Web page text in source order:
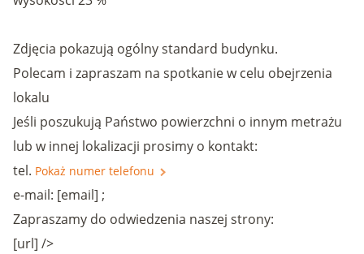
Zdjęcia pokazują ogólny standard budynku.
Polecam i zapraszam na spotkanie w celu obejrzenia
lokalu
Jeśli poszukują Państwo powierzchni o innym metrażu
lub w innej lokalizacji prosimy o kontakt:
tel. Pokaż numer telefonu
e-mail: [email] ;
Zapraszamy do odwiedzenia naszej strony:
[url] />